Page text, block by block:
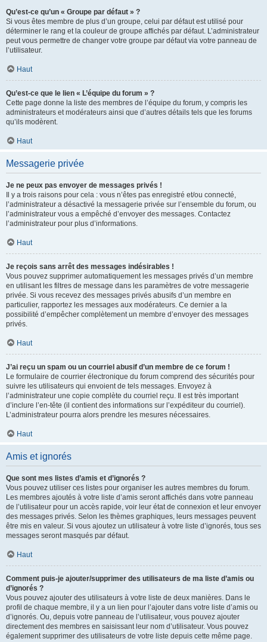
Qu’est-ce qu’un « Groupe par défaut » ?
Si vous êtes membre de plus d’un groupe, celui par défaut est utilisé pour
déterminer le rang et la couleur de groupe affichés par défaut. L’administrateur
peut vous permettre de changer votre groupe par défaut via votre panneau de
l’utilisateur.
Haut
Qu’est-ce que le lien « L’équipe du forum » ?
Cette page donne la liste des membres de l’équipe du forum, y compris les
administrateurs et modérateurs ainsi que d’autres détails tels que les forums
qu’ils modèrent.
Haut
Messagerie privée
Je ne peux pas envoyer de messages privés !
Il y a trois raisons pour cela : vous n’êtes pas enregistré et/ou connecté,
l’administrateur a désactivé la messagerie privée sur l’ensemble du forum, ou
l’administrateur vous a empêché d’envoyer des messages. Contactez
l’administrateur pour plus d’informations.
Haut
Je reçois sans arrêt des messages indésirables !
Vous pouvez supprimer automatiquement les messages privés d’un membre
en utilisant les filtres de message dans les paramètres de votre messagerie
privée. Si vous recevez des messages privés abusifs d’un membre en
particulier, rapportez les messages aux modérateurs. Ce dernier a la
possibilité d’empêcher complètement un membre d’envoyer des messages
privés.
Haut
J’ai reçu un spam ou un courriel abusif d’un membre de ce forum !
Le formulaire de courrier électronique du forum comprend des sécurités pour
suivre les utilisateurs qui envoient de tels messages. Envoyez à
l’administrateur une copie complète du courriel reçu. Il est très important
d’inclure l’en-tête (il contient des informations sur l’expéditeur du courriel).
L’administrateur pourra alors prendre les mesures nécessaires.
Haut
Amis et ignorés
Que sont mes listes d’amis et d’ignorés ?
Vous pouvez utiliser ces listes pour organiser les autres membres du forum.
Les membres ajoutés à votre liste d’amis seront affichés dans votre panneau
de l’utilisateur pour un accès rapide, voir leur état de connexion et leur envoyer
des messages privés. Selon les thèmes graphiques, leurs messages peuvent
être mis en valeur. Si vous ajoutez un utilisateur à votre liste d’ignorés, tous ses
messages seront masqués par défaut.
Haut
Comment puis-je ajouter/supprimer des utilisateurs de ma liste d’amis ou
d’ignorés ?
Vous pouvez ajouter des utilisateurs à votre liste de deux manières. Dans le
profil de chaque membre, il y a un lien pour l’ajouter dans votre liste d’amis ou
d’ignorés. Ou, depuis votre panneau de l’utilisateur, vous pouvez ajouter
directement des membres en saisissant leur nom d’utilisateur. Vous pouvez
également supprimer des utilisateurs de votre liste depuis cette même page.